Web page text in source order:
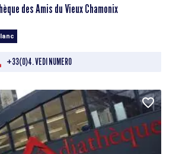
des Amis du Vieux Chamonix
+33(0)4. VEDI NUMERO